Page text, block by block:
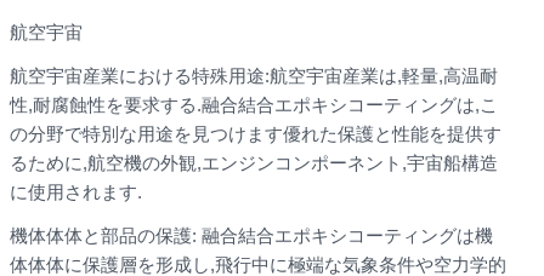
航空宇宙
航空宇宙産業における特殊用途:航空宇宙産業は,軽量,高温耐
性,耐腐蝕性を要求する.融合結合エポキシコーティングは,こ
の分野で特別な用途を見つけます優れた保護と性能を提供す
るために,航空機の外観,エンジンコンポーネント,宇宙船構造
に使用されます.
機体体体と部品の保護: 融合結合エポキシコーティングは機
体体体に保護層を形成し,飛行中に極端な気象条件や空力学的